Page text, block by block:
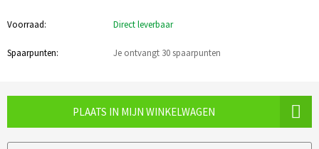
Voorraad: Direct leverbaar
Spaarpunten: Je ontvangt 30 spaarpunten
PLAATS IN MIJN WINKELWAGEN